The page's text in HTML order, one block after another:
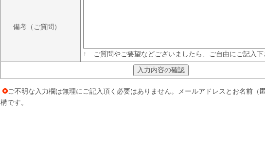
備考（ご質問）
↑ ご質問やご要望などございましたら、ご自由にご記入下
ご不明な入力欄は無理にご記入頂く必要はありません。メールアドレスとお名前（
構です。